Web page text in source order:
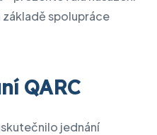
základě spolupráce
QARC
jednání